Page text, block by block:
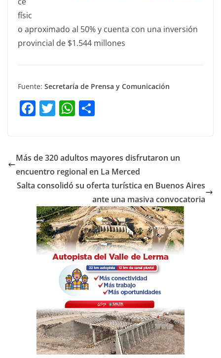
físic
o aproximado al 50% y cuenta con una inversión
provincial de $1.544 millones
Fuente: Secretaría de Prensa y Comunicación
F
e
b
o
o
k
T
er
W
s
A
p
p
p
ar
tir
Más de 320 adultos mayores disfrutaron un
encuentro regional en La Merced
Salta consolidó su oferta turística en Buenos Aires
ante una masiva convocatoria